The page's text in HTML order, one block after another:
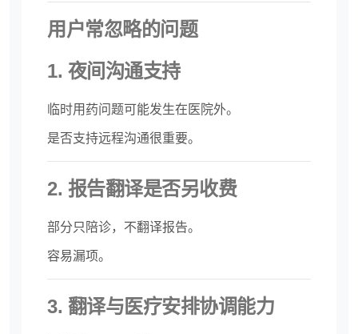
用户常忽略的问题
1. 夜间沟通支持
临时用药问题可能发生在医院外。
是否支持远程沟通很重要。
2. 报告翻译是否另收费
部分只陪诊，不翻译报告。
容易漏项。
3. 翻译与医疗安排协调能力